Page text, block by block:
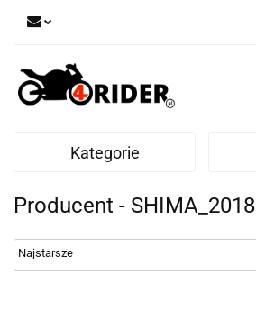
Kategorie
Producent - SHIMA_2018